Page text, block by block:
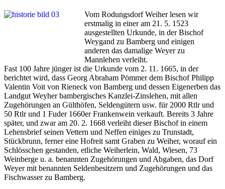
Vom Rodungsdorf Weiher lesen wir
erstmalig in einer am 21. 5. 1523
ausgestellten Urkunde, in der Bischof
Weygand zu Bamberg und einigen
anderen das damalige Weyer zu
Mannlehen verleiht.
Fast 100 Jahre jünger ist die Urkunde vom 2. 11. 1665, in der
berichtet wird, dass Georg Abraham Pömmer dem Bischof Philipp
Valentin Voit von Rieneck von Bamberg und dessen Eigenerben das
Landgut Weyher bambergisches Kanzlei-Zinslehen, mit allen
Zugehörungen an Gülthöfen, Seldengütern usw. für 2000 Rtlr und
50 Rtlr und 1 Fuder 1660er Frankenwein verkauft. Bereits 3 Jahre
später, und zwar am 20. 2. 1668 verleiht dieser Bischof in einem
Lehensbrief seinen Vettern und Neffen einiges zu Trunstadt,
Stückbrunn, ferner eine Hofreit samt Graben zu Weiher, worauf ein
Schlösschen gestanden, etliche Weiherlein, Wald, Wiesen, 73
Weinberge u. a. benannten Zugehörungen und Abgaben, das Dorf
Weyer mit benannten Seldenbesitzern und Zugehörungen und das
Fischwasser zu Bamberg.